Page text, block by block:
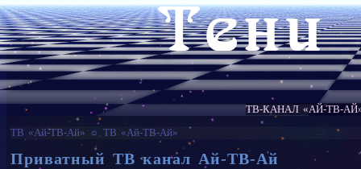
ТВ-КАНАЛ «АЙ-ТВ-
ТВ «Ай-ТВ-Ай» ☼ ТВ «Ай-ТВ-Ай»
Приватный ТВ канал Ай-ТВ-Ай